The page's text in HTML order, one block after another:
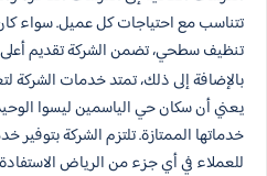
تتناسب مع احتياجات كل عميل. سواء
تنظيف سطحي، تضمن الشركة تقديم
بالإضافة إلى ذلك، تمتد خدمات الشركة
يعني أن سكان حي الياسمين ليسوا
خدماتها الممتازة. تلتزم الشركة
للعملاء في أي جزء من الرياض